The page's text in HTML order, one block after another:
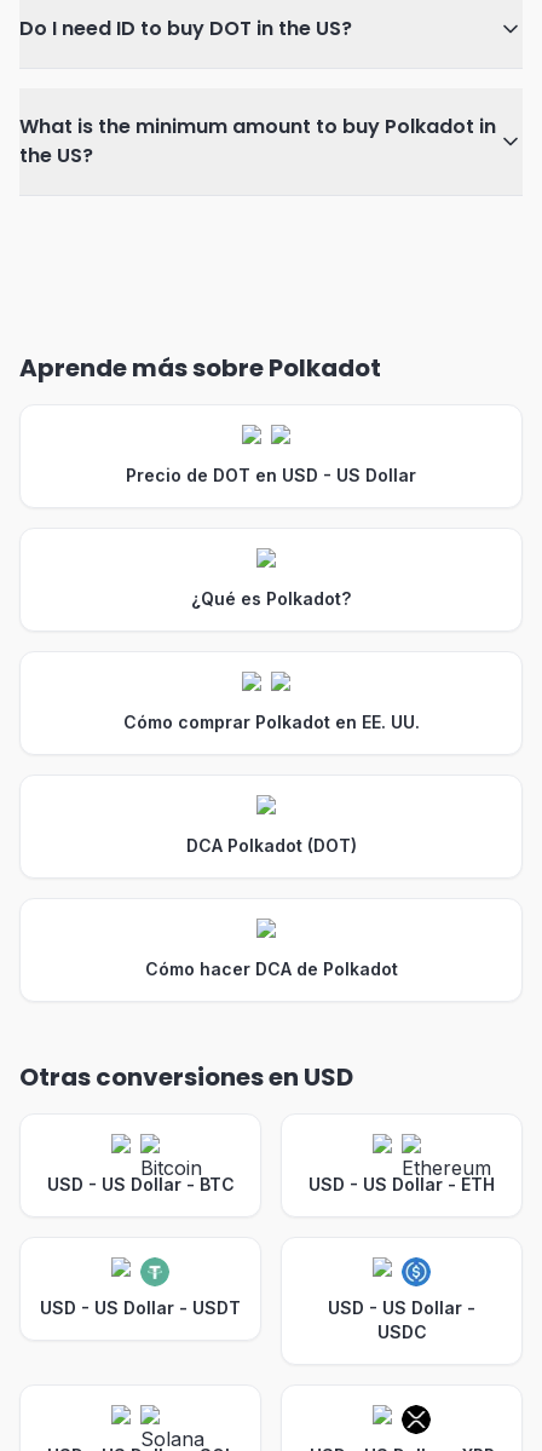
Do I need ID to buy DOT in the US?
What is the minimum amount to buy Polkadot in
the US?
Aprende más sobre Polkadot
Precio de DOT en USD - US Dollar
¿Qué es Polkadot?
Cómo comprar Polkadot en EE. UU.
DCA Polkadot (DOT)
Cómo hacer DCA de Polkadot
Otras conversiones en USD
USD - US Dollar- BTC USD - US Dollar - ETH
USD - US Dollar - USDT USD - US Dollar -
USDC